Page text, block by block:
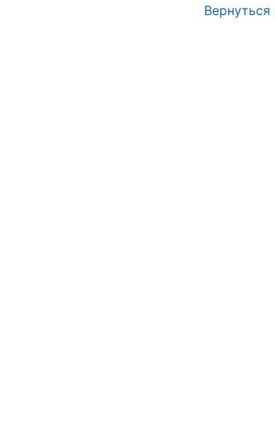
Вернуться